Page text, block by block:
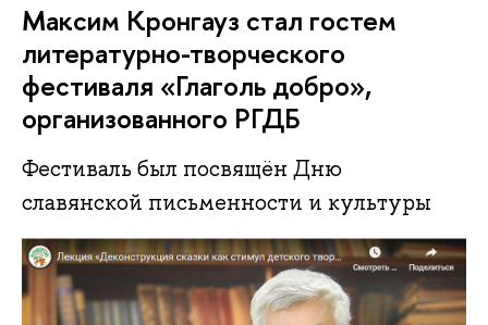
Максим Кронгауз стал гостем
литературно-творческого
фестиваля «Глаголь добро»,
организованного РГДБ
Фестиваль был посвящён Дню
славянской письменности и культуры